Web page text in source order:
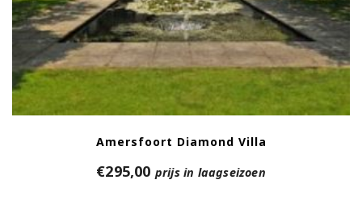
Amersfoort Diamond Villa
€295,00 prijs in laagseizoen